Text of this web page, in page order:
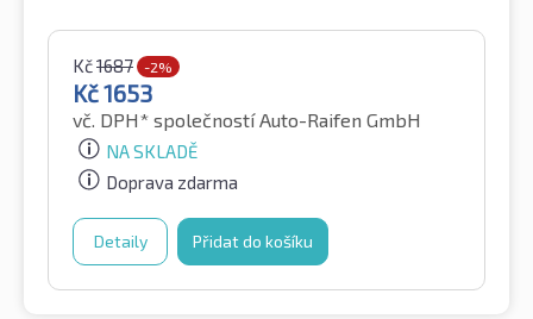
Kč1687 -2%
Kč1653
vč. DPH* společností Auto-Raifen GmbH
NA SKLADĚ
Doprava zdarma
Detaily Přidat do košíku